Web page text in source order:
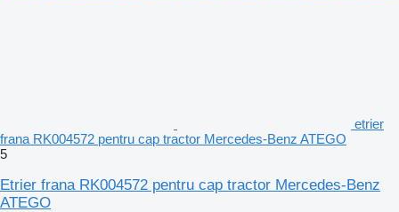
etrier
frana RK004572 pentru cap tractor Mercedes-Benz ATEGO
5
Etrier frana RK004572 pentru cap tractor Mercedes-Benz
ATEGO